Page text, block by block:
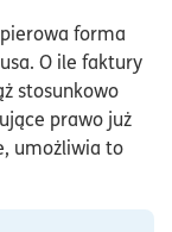
forma
O ile faktury
stosunkowo
prawo już
umożliwia to